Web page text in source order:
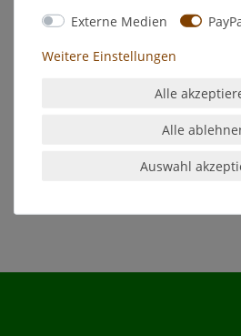
Styropor, Ton, Metall etc. Wetterfest
Externe Medien
Weitere Einstellungen
Alle
Alle
Auswahl